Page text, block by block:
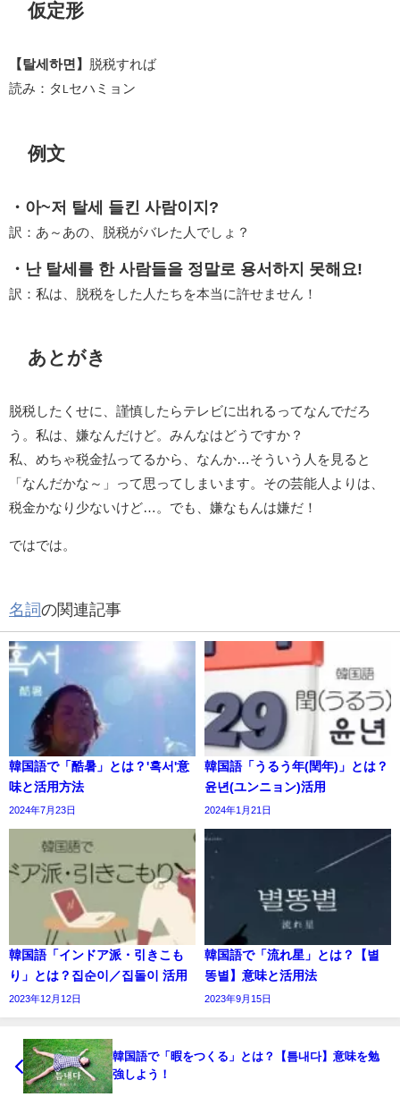
仮定形
【탈세하면】
脱税すれば
読み：タ
セハミョン
例文
・아~저 탈세 들킨 사람이지?
訳：あ～あの、脱税がバレた人でしょ？
・난 탈세를 한 사람들을 정말로 용서하지 못해요!
訳：私は、脱税をした人たちを本当に許せません！
あとがき
脱税したくせに、謹慎したらテレビに出れるってなんでだろ
う。私は、嫌なんだけど。みんなはどうですか？
私、めちゃ税金払ってるから、なんか…そういう人を見ると
「なんだかな～」って思ってしまいます。その芸能人よりは、
税金かなり少ないけど…。でも、嫌なもんは嫌だ！
ではでは。
名詞の関連記事
韓国語で「酷暑」とは？'혹서'意
味と活用方法
2024年7月23日
韓国語「うるう年(閏年)」とは？
윤년(ユンニョン)活用
2024年1月21日
韓国語「インドア派・引きこも
り」とは？집순이／집돌이 活用
2023年12月12日
韓国語で「流れ星」とは？【별
똥별】意味と活用法
2023年9月15日
韓国語で「暇をつくる」とは？【틈내다】意味を勉
強しよう！